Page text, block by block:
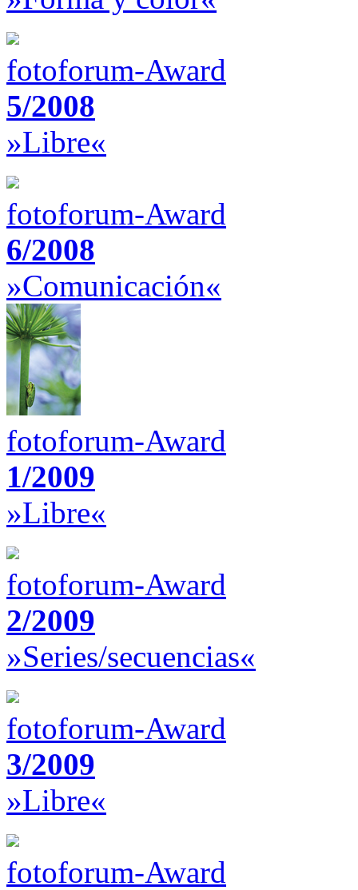
fotoforum-Award
5/2008
»Libre«
fotoforum-Award
6/2008
»Comunicación«
fotoforum-Award
1/2009
»Libre«
fotoforum-Award
2/2009
»Series/secuencias«
fotoforum-Award
3/2009
»Libre«
fotoforum-Award